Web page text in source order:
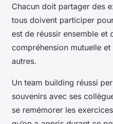
Chacun doit partager des
tous doivent participer
est de réussir ensemble et
compréhension mutuelle
autres.
Un team building réussi
souvenirs avec ses
se remémorer les